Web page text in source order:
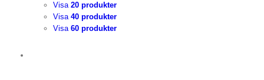
Visa 20 produkter
Visa 40 produkter
Visa 60 produkter